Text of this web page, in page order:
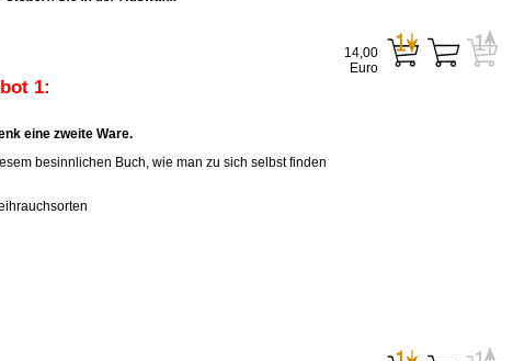
1:
eine zweite Ware.
besinnlichen Buch, wie man zu sich selbst finden
14,00
Euro